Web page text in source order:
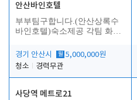
안산바인호텔
부부팀구합니다.(안산상록수
바인호텔)숙소제공 각팀 화장
경기 안산시
월 5,000,000원
청소
경력무관
사당역 메트로21